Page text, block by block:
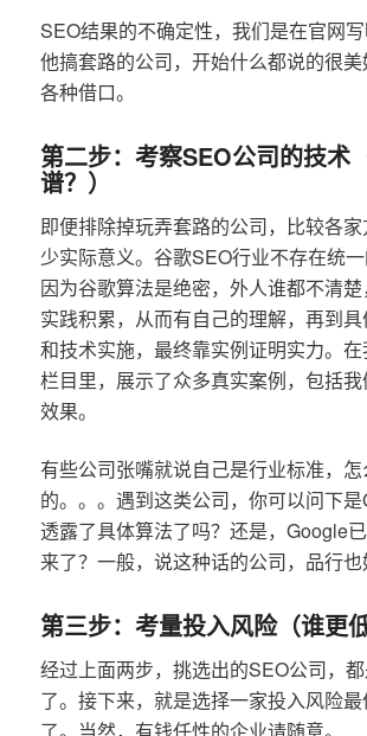
SEO结果的不确定性，我们是在官网
他搞套路的公司，开始什么都说的很
各种借口。
第二步：考察SEO公司的技术
谱？）
即便排除掉玩弄套路的公司，比较各
少实际意义。谷歌SEO行业不存在统一
因为谷歌算法是绝密，外人谁都不清
实践积累，从而有自己的理解，再到
和技术实施，最终靠实例证明实力。
栏目里，展示了众多真实案例，包括
效果。
有些公司张嘴就说自己是行业标准，
的。。。遇到这类公司，你可以问下
透露了具体算法了吗？还是，Google
来了？一般，说这种话的公司，品行也
第三步：考量投入风险（谁更低
经过上面两步，挑选出的SEO公司，
了。接下来，就是选择一家投入风险